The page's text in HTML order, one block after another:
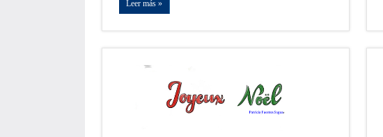
Leer más